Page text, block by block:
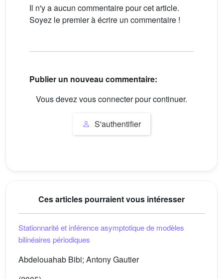
Il n'y a aucun commentaire pour cet article.
Soyez le premier à écrire un commentaire !
Publier un nouveau commentaire:
Vous devez vous connecter pour continuer.
S'authentifier
Ces articles pourraient vous intéresser
Stationnarité et inférence asymptotique de modèles
bilinéaires périodiques
Abdelouahab Bibi; Antony Gautier